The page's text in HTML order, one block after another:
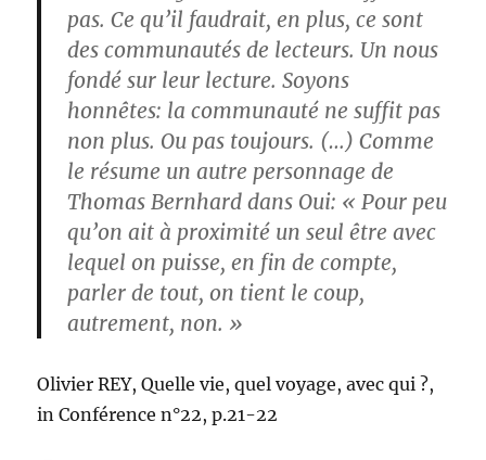
pas. Ce qu’il faudrait, en plus, ce sont
des communautés de lecteurs. Un nous
fondé sur leur lecture. Soyons
honnêtes: la communauté ne suffit pas
non plus. Ou pas toujours. (…) Comme
le résume un autre personnage de
Thomas Bernhard dans Oui: « Pour peu
qu’on ait à proximité un seul être avec
lequel on puisse, en fin de compte,
parler de tout, on tient le coup,
autrement, non. »
Olivier REY, Quelle vie, quel voyage, avec qui ?,
in Conférence n°22, p.21-22